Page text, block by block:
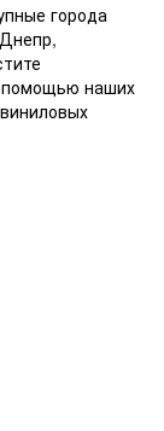
города
помощью наших